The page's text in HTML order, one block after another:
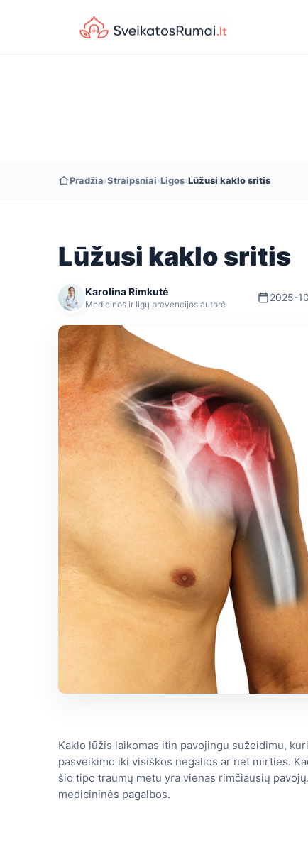
Pradžia›Straipsniai›Ligos›Lūžusi kaklo sritis
Lūžusi kaklo sritis
Karolina Rimkutė
Medicinos ir ligų prevencijos autorė
2025-
Kaklo lūžis laikomas itin pavojingu sužeidimu,
pasveikimo iki visiškos negalios ar net mirties.
šio tipo traumų metu yra vienas rimčiausių
medicininės pagalbos.